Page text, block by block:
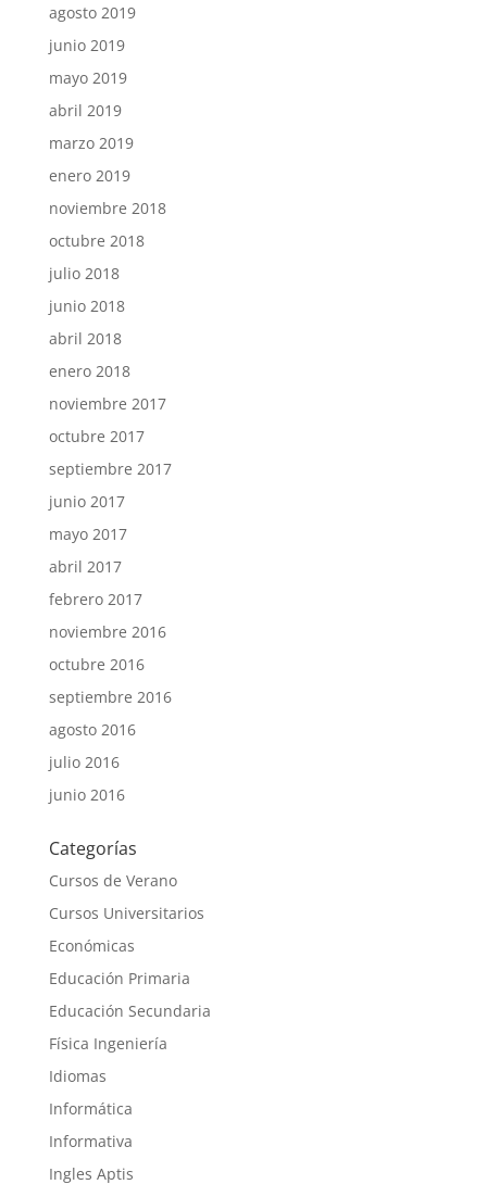
agosto 2019
junio 2019
mayo 2019
abril 2019
marzo 2019
enero 2019
noviembre 2018
octubre 2018
julio 2018
junio 2018
abril 2018
enero 2018
noviembre 2017
octubre 2017
septiembre 2017
junio 2017
mayo 2017
abril 2017
febrero 2017
noviembre 2016
octubre 2016
septiembre 2016
agosto 2016
julio 2016
junio 2016
Categorías
Cursos de Verano
Cursos Universitarios
Económicas
Educación Primaria
Educación Secundaria
Física Ingeniería
Idiomas
Informática
Informativa
Ingles Aptis